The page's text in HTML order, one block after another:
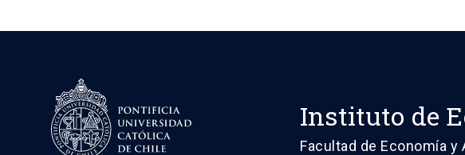
Instituto de
Facultad de Economía y